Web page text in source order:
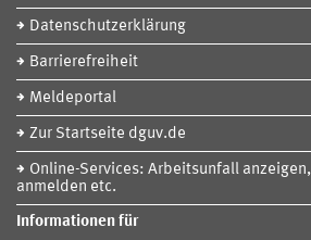
Datenschutzerklärung
Barrierefreiheit
Meldeportal
Zur Startseite dguv.de
Online-Services: Arbeitsunfall
anmelden etc.
Informationen für